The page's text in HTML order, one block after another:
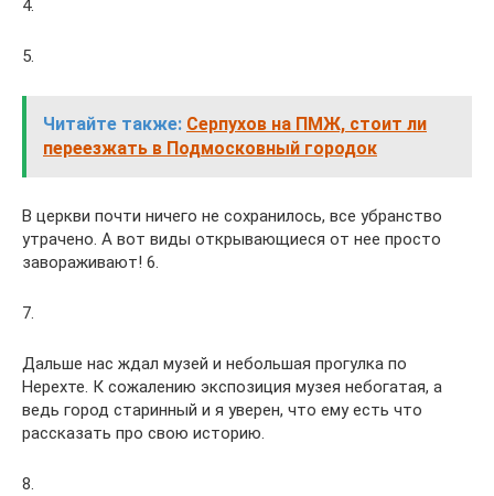
4.
5.
Читайте также: Серпухов на ПМЖ, стоит ли
переезжать в Подмосковный городок
В церкви почти ничего не сохранилось, все убранство
утрачено. А вот виды открывающиеся от нее просто
завораживают! 6.
7.
Дальше нас ждал музей и небольшая прогулка по
Нерехте. К сожалению экспозиция музея небогатая, а
ведь город старинный и я уверен, что ему есть что
рассказать про свою историю.
8.